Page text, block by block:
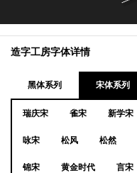
造字工房字体详情
黑体系列 宋体系列
瑞庆宋 雀宋 新学宋
咏宋 松风 松然
锦宋 黄金时代 言宋